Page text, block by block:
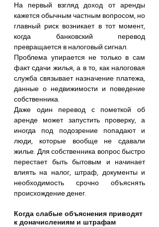
На первый взгляд доход от аренды
кажется обычным частным вопросом, но
главный риск возникает в тот момент,
когда банковский перевод
превращается в налоговый сигнал.
Проблема упирается не только в сам
факт сдачи жилья, а в то, как налоговая
служба связывает назначение платежа,
данные о недвижимости и поведение
собственника.
Даже один перевод с пометкой об
аренде может запустить проверку, а
иногда под подозрение попадают и
люди, которые вообще не сдавали
жилье. Для собственника вопрос быстро
перестает быть бытовым и начинает
влиять на налог, штраф, документы и
необходимость срочно объяснять
происхождение денег.
Когда слабые объяснения приводят
к доначислениям и штрафам